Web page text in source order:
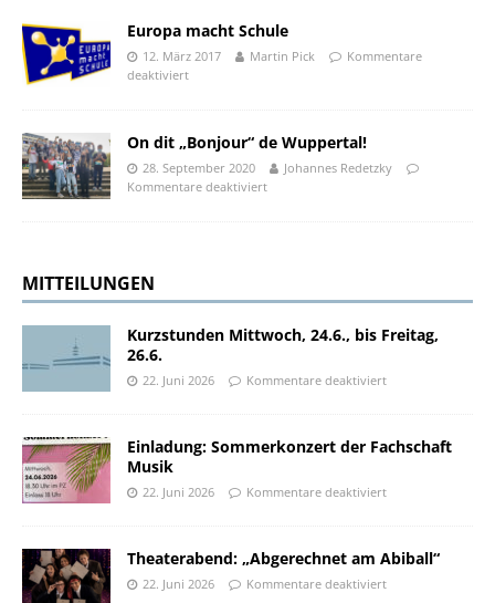
Europa macht Schule
12. März 2017 Martin Pick
Kommentare
deaktiviert
On dit „Bonjour“ de Wuppertal!
28. September 2020
Johannes Redetzky
Kommentare deaktiviert
MITTEILUNGEN
Kurzstunden Mittwoch, 24.6., bis Freitag,
26.6.
22. Juni 2026 Kommentare deaktiviert
Einladung: Sommerkonzert der Fachschaft
Musik
22. Juni 2026 Kommentare deaktiviert
Theaterabend: „Abgerechnet am Abiball“
22. Juni 2026 Kommentare deaktiviert